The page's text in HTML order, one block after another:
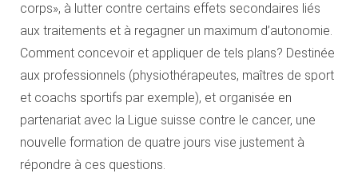
corps», à lutter contre certains effets secondaires liés
aux traitements et à regagner un maximum d’autonomie.
Comment concevoir et appliquer de tels plans? Destinée
aux professionnels (physiothérapeutes, maîtres de sport
et coachs sportifs par exemple), et organisée en
partenariat avec la Ligue suisse contre le cancer, une
nouvelle formation de quatre jours vise justement à
répondre à ces questions.